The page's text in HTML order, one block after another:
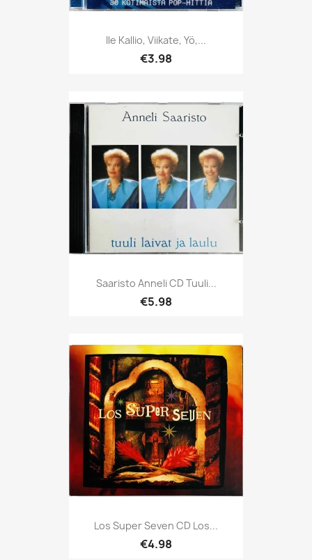
Ile Kallio, Viikate, Yö,...
€3.98
Saaristo Anneli CD Tuuli...
€5.98
Los Super Seven CD Los...
€4.98